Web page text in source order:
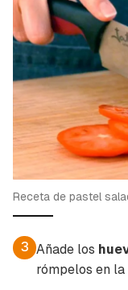
Guardar
Para poder
de iniciar
Receta de pastel
3 Añade los
rómpelos en
Gracias